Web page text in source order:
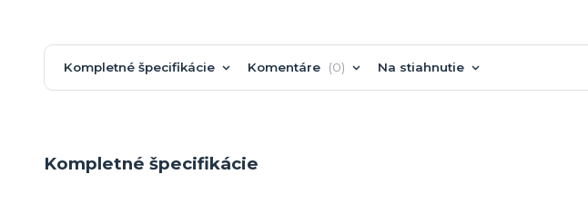
Kompletné špecifikácie Komentáre 0 Na stiahnutie
Kompletné špecifikácie